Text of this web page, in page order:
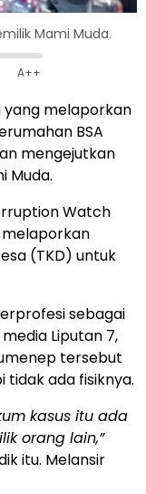
Mami Muda.
A++
yang melaporkan
BSA
mengejutkan
Muda.
Watch
(TKD) untuk
sebagai
Liputan 7,
tersebut
tidak ada fisiknya.
kasus itu ada
orang lain,”
itu. Melansir